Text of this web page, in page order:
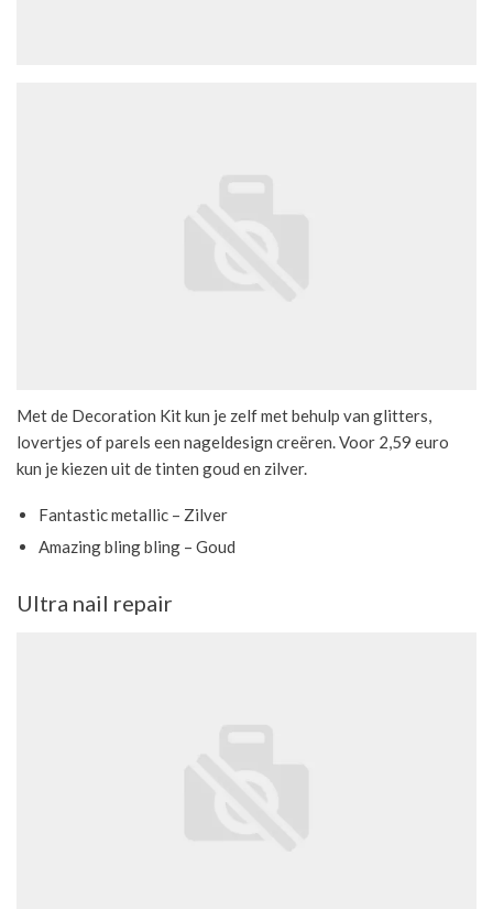
Met de Decoration Kit kun je zelf met behulp van glitters,
lovertjes of parels een nageldesign creëren. Voor 2,59 euro
kun je kiezen uit de tinten goud en zilver.
Fantastic metallic – Zilver
Amazing bling bling – Goud
Ultra nail repair